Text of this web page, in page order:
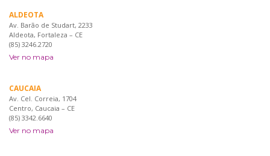
ALDEOTA
Av. Barão de Studart, 2233
Aldeota, Fortaleza – CE
(85) 3246.2720
Ver no mapa
CAUCAIA
Av. Cel. Correia, 1704
Centro, Caucaia – CE
(85) 3342.6640
Ver no mapa